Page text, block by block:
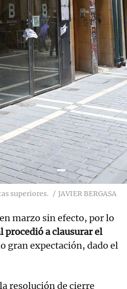
superiores. JAVIER BERGASA
marzo sin efecto, por lo
a clausurar el
gran expectación, dado el
resolución de cierre